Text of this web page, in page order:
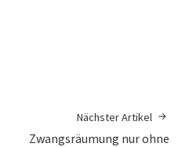
Nächster Artikel
Zwangsräumung nur ohne